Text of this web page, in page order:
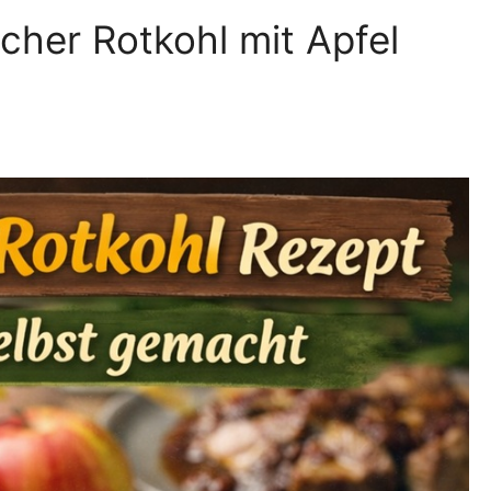
Rotkohl mit Apfel